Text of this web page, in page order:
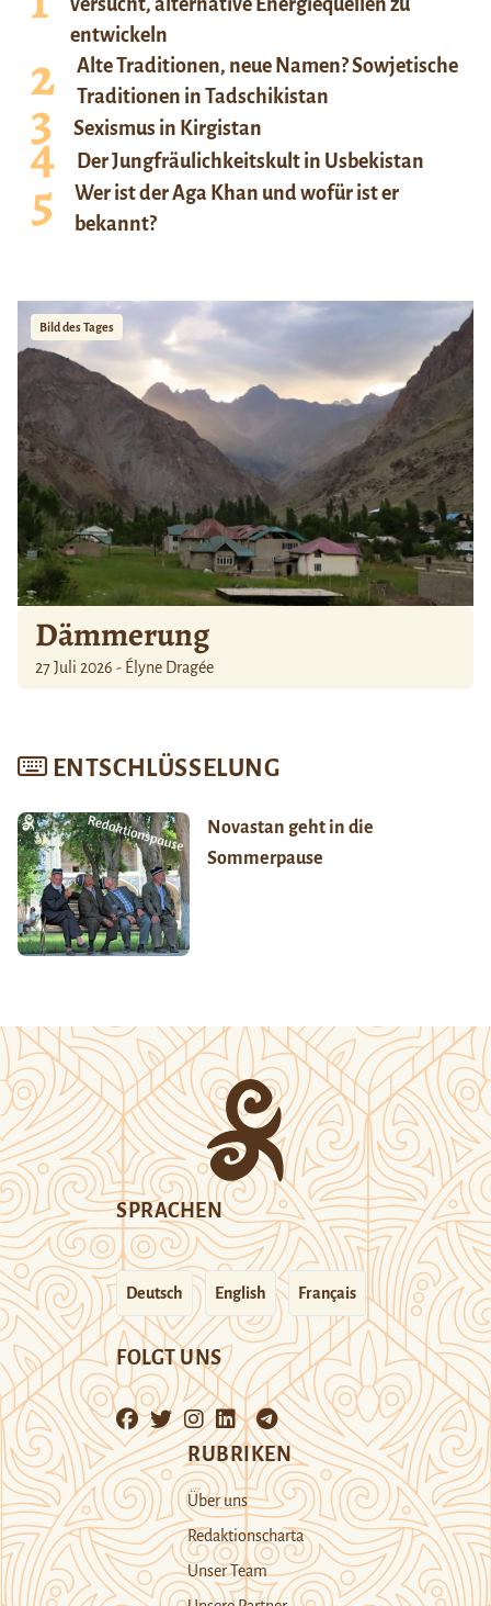
versucht, alternative Energiequellen zu
entwickeln
Alte Traditionen, neue Namen? Sowjetische
Traditionen in Tadschikistan
Sexismus in Kirgistan
Der Jungfräulichkeitskult in Usbekistan
Wer ist der Aga Khan und wofür ist er
bekannt?
Bild des Tages
Dämmerung
27 Juli 2026 - Élyne Dragée
ENTSCHLÜSSELUNG
Novastan geht in die
Sommerpause
SPRACHEN
Deutsch English Français
FOLGT UNS
RUBRIKEN
Über uns
Redaktionscharta
Unser Team